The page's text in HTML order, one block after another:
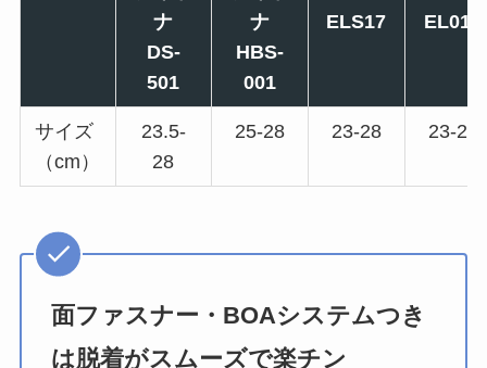
ナ
DS-
501
ナ
HBS-
001
ELS17
EL013
サイズ
（cm）
23.5-
28
25-28 23-28 23-28
面ファスナー・BOAシステムつき
は脱着がスムーズで楽チン